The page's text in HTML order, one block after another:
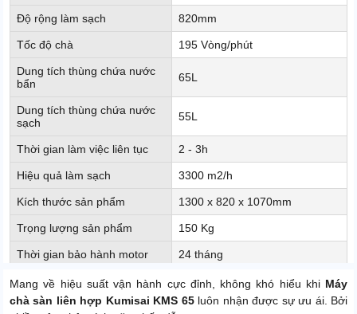
Độ rộng làm sạch 820mm
Tốc độ chà 195 Vòng/phút
Dung tích thùng chứa nước
bẩn
65L
Dung tích thùng chứa nước
sạch
55L
Thời gian làm việc liên tục 2 - 3h
Hiệu quả làm sạch 3300 m2/h
Kích thước sản phẩm 1300 x 820 x 1070mm
Trọng lượng sản phẩm 150 Kg
Thời gian bảo hành motor 24 tháng
Thời gian bảo hành phần
điện và bơm
12 tháng
Mang về hiệu suất vận hành cực đỉnh, không khó hiểu khi Máy
chà sàn liên hợp Kumisai KMS 65luôn nhận được sự ưu ái. Bởi